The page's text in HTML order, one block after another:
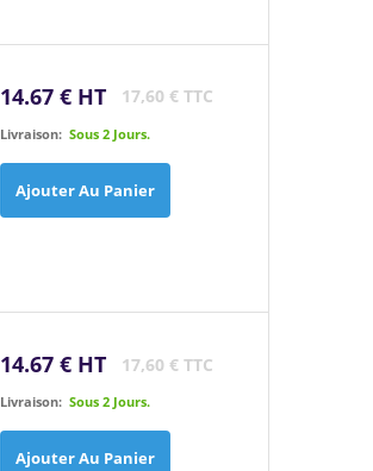
14.67 € HT 17,60 € TTC
Livraison: Sous 2 Jours.
Ajouter Au Panier
14.67 € HT 17,60 € TTC
Livraison: Sous 2 Jours.
Ajouter Au Panier